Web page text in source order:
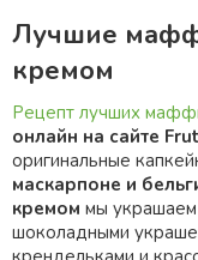
Лучшие
кремом
Рецепт лучших
онлайн на сайте
оригинальные
маскарпоне и
кремом мы
шоколадными